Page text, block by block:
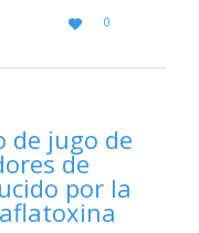

LOVE
IT
0
de jugo de
de
por la